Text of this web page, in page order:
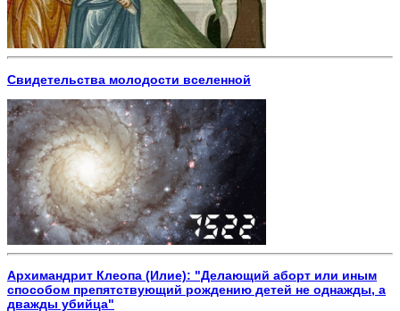
Свидетельства молодости вселенной
Архимандрит Клеопа (Илие): "Делающий аборт или иным
способом препятствующий рождению детей не однажды, а
дважды убийца"